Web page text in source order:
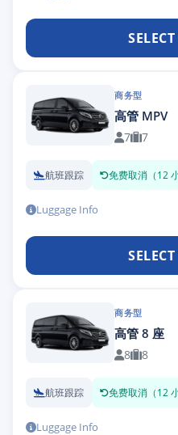
商务型
高管 MPV
7 7
航班跟踪 免费取消（12
Luggage Info
商务型
高管 8 座
8 8
航班跟踪 免费取消（12
Luggage Info